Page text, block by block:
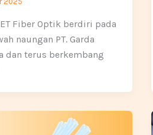
Fiber Optik berdiri pada
naungan PT. Garda
dan terus berkembang